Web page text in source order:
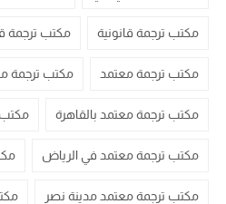
مكتب ترجمة قانونية مكتب ترجمة
مكتب ترجمة معتمد مكتب ترجمة
مكتب ترجمة معتمد بالقاهرة مكتب
مكتب ترجمة معتمد في الرياض
مكتب ترجمة معتمد مدينة نصر